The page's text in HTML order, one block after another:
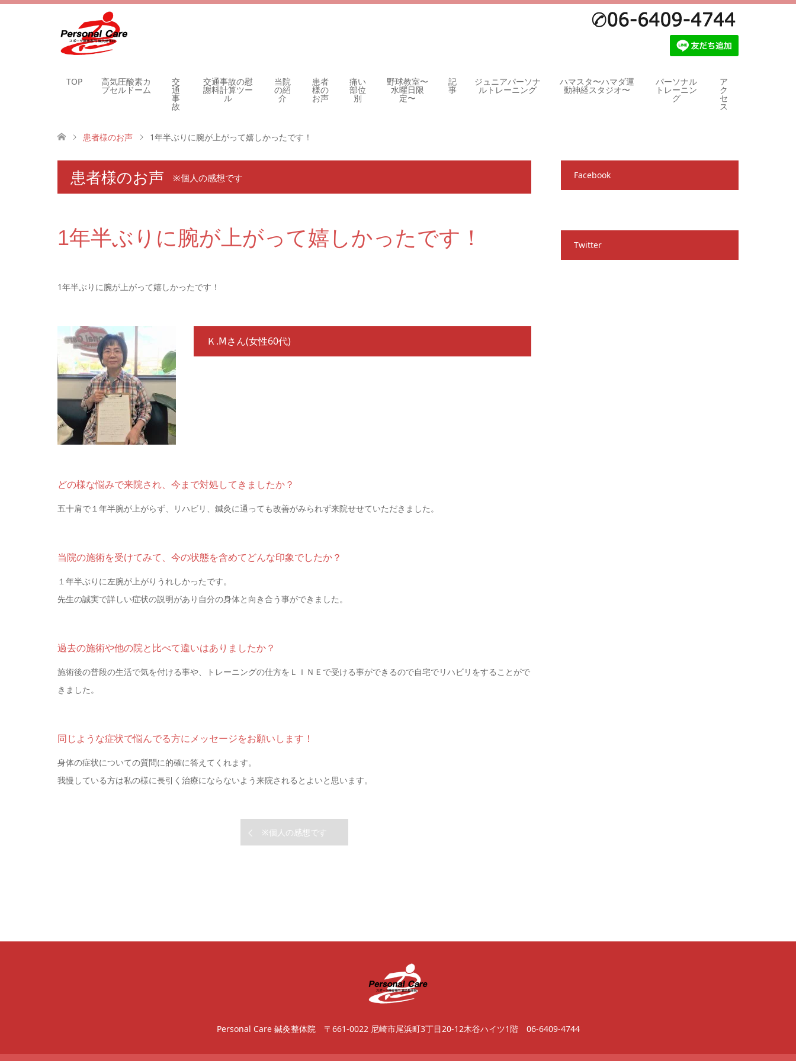
TOP 高気圧酸素カ
プセルドーム
交
通
事
故
交通事故の慰
謝料計算ツー
ル
当院
の紹
介
患者
様の
お声
痛い
部位
別
野球教室〜
水曜日限
定〜
記
事
ジュニアパーソナ
ルトレーニング
ハマスタ〜ハマダ運
動神経スタジオ〜
パーソナル
トレーニン
グ
ア
ク
セ
ス
患者様のお声 1年半ぶりに腕が上がって嬉しかったです！
患者様のお声 ※個人の感想です
1年半ぶりに腕が上がって嬉しかったです！
1年半ぶりに腕が上がって嬉しかったです！
Ｋ.Ⅿさん(女性60代)
どの様な悩みで来院され、今まで対処してきましたか？
五十肩で１年半腕が上がらず、リハビリ、鍼灸に通っても改善がみられず来院せせていただきました。
当院の施術を受けてみて、今の状態を含めてどんな印象でしたか？
１年半ぶりに左腕が上がりうれしかったです。
先生の誠実で詳しい症状の説明があり自分の身体と向き合う事ができました。
過去の施術や他の院と比べて違いはありましたか？
施術後の普段の生活で気を付ける事や、トレーニングの仕方をＬＩＮＥで受ける事ができるので自宅でリハビリをすることがで
きました。
同じような症状で悩んでる方にメッセージをお願いします！
身体の症状についての質問に的確に答えてくれます。
我慢している方は私の様に長引く治療にならないよう来院されるとよいと思います。
※個人の感想です
Facebook
Twitter
Personal Care 鍼灸整体院 〒661-0022 尼崎市尾浜町3丁目20-12木谷ハイツ1階 06-6409-4744